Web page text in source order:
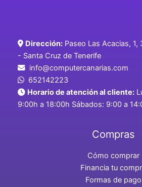
Dirección: Paseo Las Acacias,
- Santa Cruz de Tenerife
info@computercanarias.com
652142223
Horario de atención al cliente:
9:00h a 18:00h Sábados: 9:00 a
Compras
Cómo comprar
Financia tu
Formas de pago